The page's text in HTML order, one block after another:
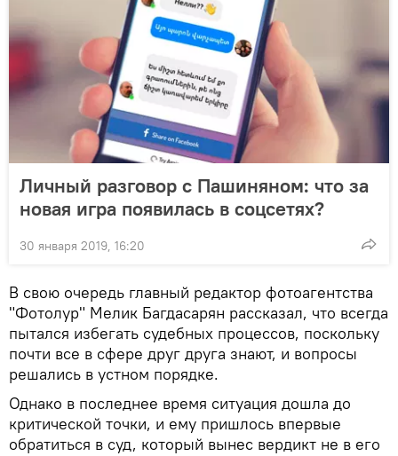
Личный разговор с Пашиняном: что за
новая игра появилась в соцсетях?
30 января 2019, 16:20
В свою очередь главный редактор фотоагентства
"Фотолур" Мелик Багдасарян рассказал, что всегда
пытался избегать судебных процессов, поскольку
почти все в сфере друг друга знают, и вопросы
решались в устном порядке.
Однако в последнее время ситуация дошла до
критической точки, и ему пришлось впервые
обратиться в суд, который вынес вердикт не в его